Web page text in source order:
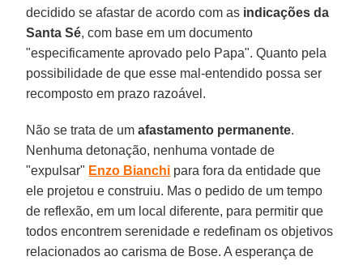
decidido se afastar de acordo com as indicações da
Santa Sé, com base em um documento
"especificamente aprovado pelo Papa". Quanto pela
possibilidade de que esse mal-entendido possa ser
recomposto em prazo razoável.
Não se trata de umafastamento permanente.
Nenhuma detonação, nenhuma vontade de
"expulsar" Enzo Bianchi para fora da entidade que
ele projetou e construiu. Mas o pedido de um tempo
de reflexão, em um local diferente, para permitir que
todos encontrem serenidade e redefinam os objetivos
relacionados ao carisma de Bose. A esperança de